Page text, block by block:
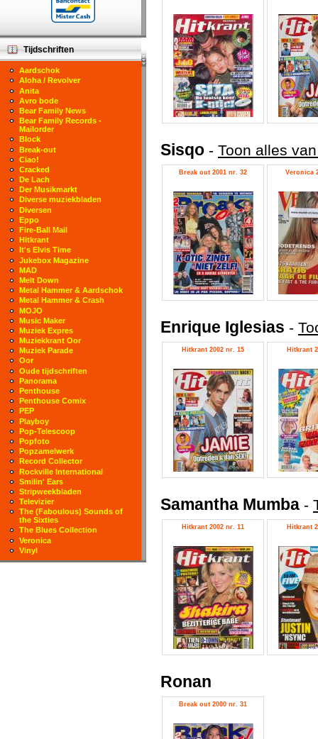
Sisqo - Toon alles
Break out 2001 nr. 32 Veronica
Enrique Iglesias -
Hitkrant 2002 nr. 15 Hitkrant
Samantha Mumba -
Hitkrant 2002 nr. 11 Hitkrant
Ronan
Break out 2000 nr. 31
Tijdschriften
Aardschok
Aloha / Revolver
Anita
Avro bode
Bear Family News
Bear Family Records -
Mailorder
Block
Break-out
Ciao!
Cracked
De Lach
Der Musikmarkt
Diverse muziekbladen
Diversen
Eppo
Fire-Ball Mail
Hitkrant
It's Elvis Time
Jukebox Magazine
MAD
Melt Down
Metal Hammer & Aardschok
Metal Hammer & Crash
MOJO
Music Maker
Muziek Expres
Muziekkrant Oor
Muziek Parade
Oor
Oude tijdschriften
Panorama
Penthouse
Penthouse Comix
PEP
Playboy
Pop-Telescoop
Popfoto
Popzamelwerk
Record Collector
Rockville International
Smilin' Ears
Stripweekbladen
Televizier
The (Faboulous) Sounds of
the Sixties
The Blues Collection
Veronica
Vinyl